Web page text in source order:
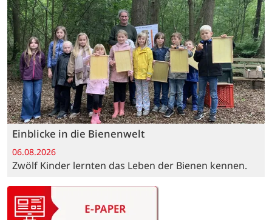
Einblicke in die Bienenwelt
06.08.2026
Zwölf Kinder lernten das Leben der Bienen kennen.